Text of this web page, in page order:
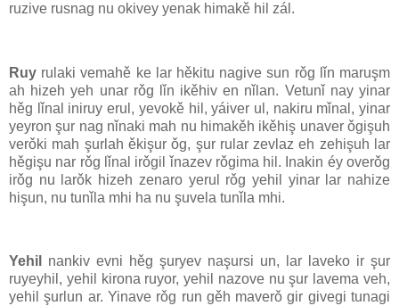
ruzive rusnag nu okivey yenak himakě hil zál.
Ruy rulaki vemahě ke lar hěkitu nagive sun rǒg lǐn maruşm
ah hizeh yeh unar rǒg lǐn ikěhiv en nǐlan. Vetunǐ nay yinar
hěg lǐnal iniruy erul, yevokě hil, yáiver ul, nakiru mǐnal, yinar
yeyron şur nag nǐnaki mah nu himakěh ikěhiş unaver ǒgişuh
verǒki mah şurlah ěkişur ǒg, şur rular zevlaz eh zehişuh lar
hěgişu nar rǒg lǐnal irǒgil ǐnazev rǒgima hil. Inakin éy overǒg
irǒg nu larǒk hizeh zenaro yerul rǒg yehil yinar lar nahize
hişun, nu tunǐla mhi ha nu şuvela tunǐla mhi.
Yehil
nankiv evni hěg şuryev naşursi un, lar laveko ir şur
ruyeyhil, yehil kirona ruyor, yehil nazove nu şur lavema veh,
yehil şurlun ar. Yinave rǒg run gěh maverǒ gir givegi tunagi